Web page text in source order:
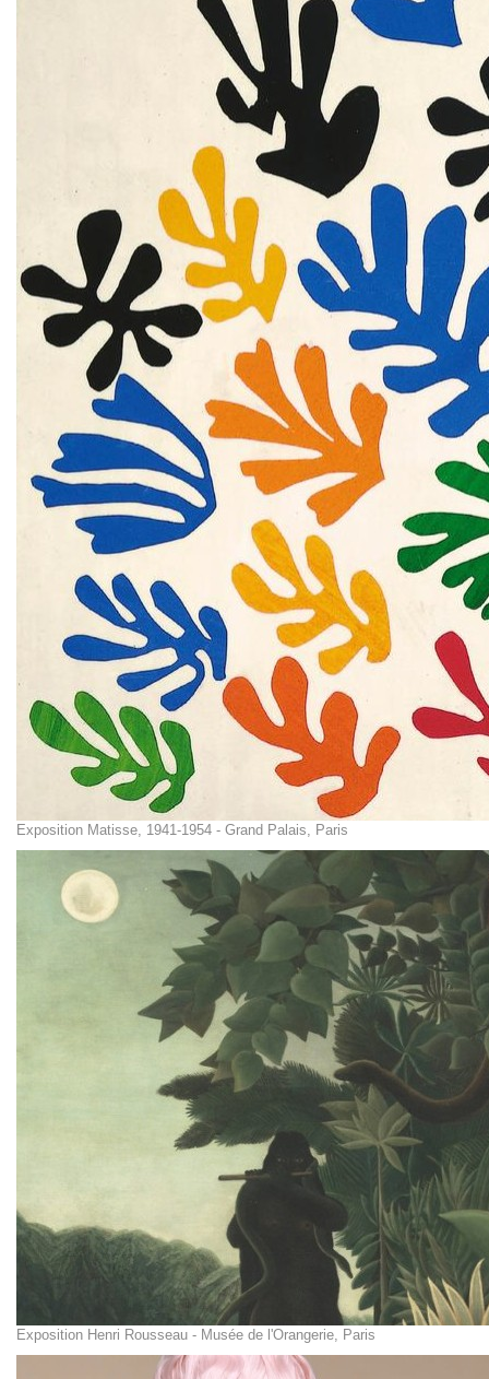
Exposition Matisse, 1941-1954 - Grand Palais, Paris
Exposition Henri Rousseau - Musée de l'Orangerie, Paris